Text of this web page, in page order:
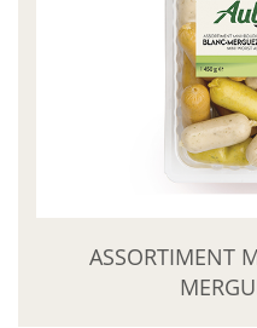
ASSORTIMENT